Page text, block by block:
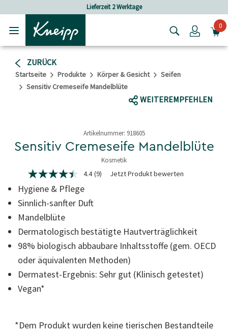
Login0
ZURÜCK
Startseite Produkte Körper & Gesicht
Seifen
Sensitiv Cremeseife Mandelblüte
WEITEREMPFEHLEN
Artikelnummer: 918605
Sensitiv Cremeseife Mandelblüte
Kosmetik
5 von 5 Sternen
4.4
von
5
Sternen,
Durchschnittswert
der
Bewertung.
Read
9
Reviews.
Link
derselben
Seite.
4.4 (9) Jetzt Produkt bewerten
Hygiene & Pflege
Sinnlich-sanfter Duft
Mandelblüte
Dermatologisch bestätigte Hautverträglichkeit
98% biologisch abbaubare Inhaltsstoffe (gem. OECD
oder äquivalenten Methoden)
Dermatest-Ergebnis: Sehr gut (Klinisch getestet)
Vegan*
*Dem Produkt wurden keine tierischen Bestandteile